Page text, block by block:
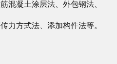
混凝土涂层法、外包钢法、
力方式法、添加构件法等。